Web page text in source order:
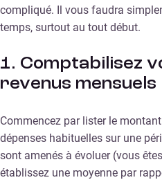
compliqué. Il vous faudra
temps, surtout au tout début.
1. Comptabilisez
revenus mensuels
Commencez par lister le
dépenses habituelles sur une
sont amenés à évoluer (vous
établissez une moyenne par